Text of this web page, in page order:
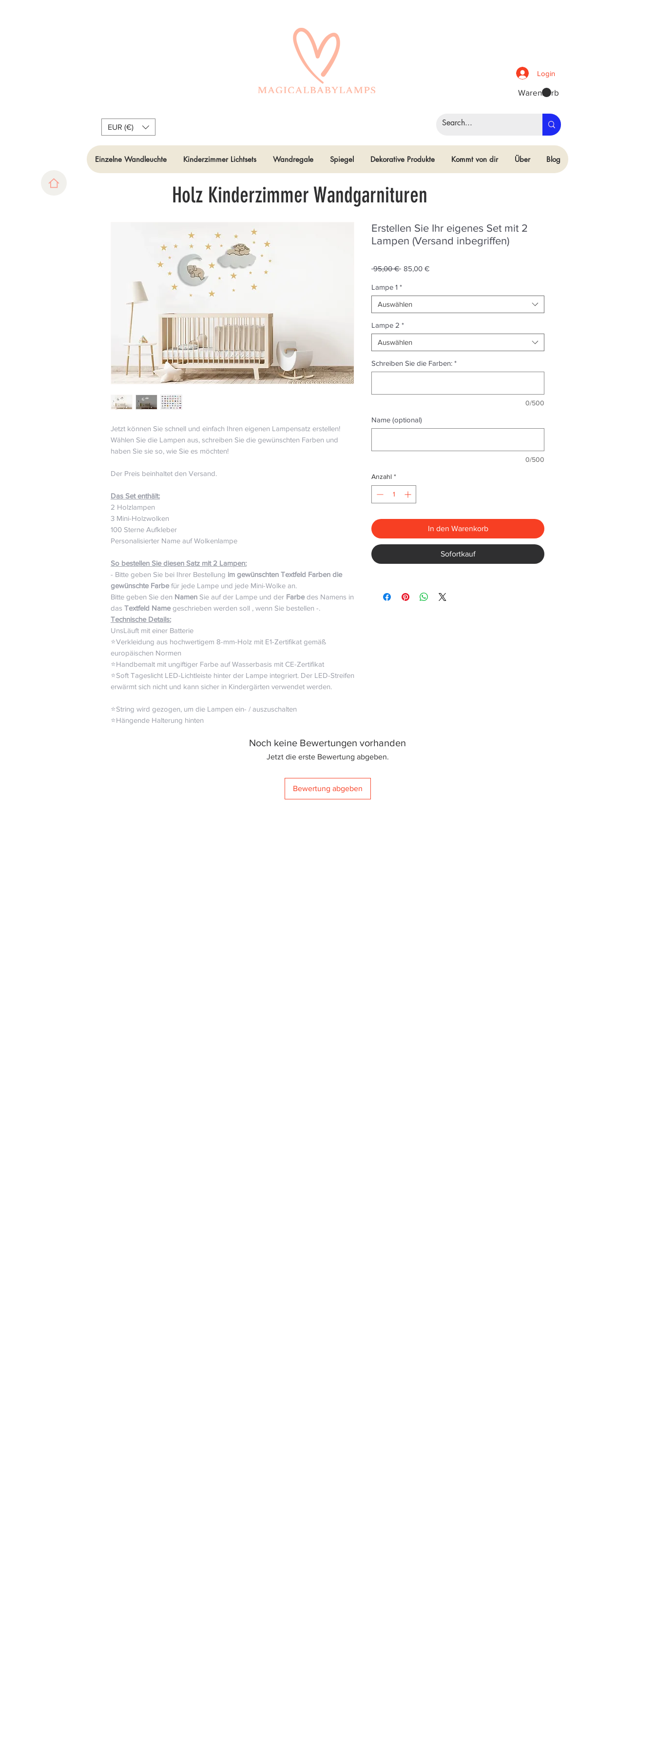
EUR (€)
Login
Warenkorb
Einzelne Wandleuchte Kinderzimmer Lichtsets Wandregale Spiegel Dekorative Produkte Kommt von dir Über Blog
Holz Kinderzimmer Wandgarnituren
Jetzt können Sie schnell und einfach Ihren eigenen Lampensatz erstellen!
Wählen Sie die Lampen aus, schreiben Sie die gewünschten Farben und
haben Sie sie so, wie Sie es möchten!
Der Preis beinhaltet den Versand.
Das Set enthält:
2 Holzlampen
3 Mini-Holzwolken
100 Sterne Aufkleber
Personalisierter Name auf Wolkenlampe
So bestellen Sie diesen Satz mit 2 Lampen:
- Bitte geben Sie bei Ihrer Bestellung im gewünschten Textfeld Farben die
gewünschte Farbefür jede Lampe und jede Mini-Wolke an.
Bitte geben Sie den Namen Sie auf der Lampe und der Farbedes Namens in
das Textfeld Namegeschrieben werden soll , wenn Sie bestellen -.
Technische Details:
UnsLäuft mit einer Batterie ⠀
⭐️Verkleidung aus hochwertigem 8-mm-Holz mit E1-Zertifikat gemäß
europäischen Normen ⠀⠀⠀⠀⠀⠀⠀⠀⠀
⭐️Handbemalt mit ungiftiger Farbe auf Wasserbasis mit CE-Zertifikat
⭐️Soft Tageslicht LED-Lichtleiste hinter der Lampe integriert. Der LED-Streifen
erwärmt sich nicht und kann sicher in Kindergärten verwendet werden.
⭐️String wird gezogen, um die Lampen ein- / auszuschalten ⠀⠀⠀⠀⠀⠀⠀
⭐️Hängende Halterung hinten ⠀
Erstellen Sie Ihr eigenes Set mit 2
Lampen (Versand inbegriffen)
95,00 € Standardpreis
85,00 €Sale-
Lampe 1 *
Auswählen
Lampe 2 *
Auswählen
Schreiben Sie die Farben: *
0/500
Name (optional)
0/500
Anzahl *
In den Warenkorb
Sofortkauf
Noch keine Bewertungen vorhanden
Jetzt die erste Bewertung abgeben.
Bewertung abgeben